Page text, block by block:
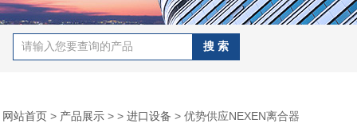
网站首页 > 产品展示 > > 进口设备 > 优势供应NEXEN离合器